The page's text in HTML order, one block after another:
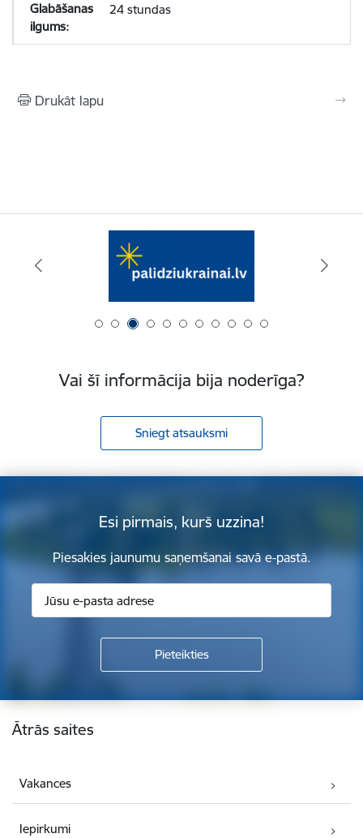
24 stundas
Drukāt lapu
Vai šī informācija bija noderīga?
Sniegt atsauksmi
Esi pirmais, kurš uzzina!
Piesakies jaunumu saņemšanai savā e-pastā.
Kājene
Ātrās saites
Vakances
Iepirkumi